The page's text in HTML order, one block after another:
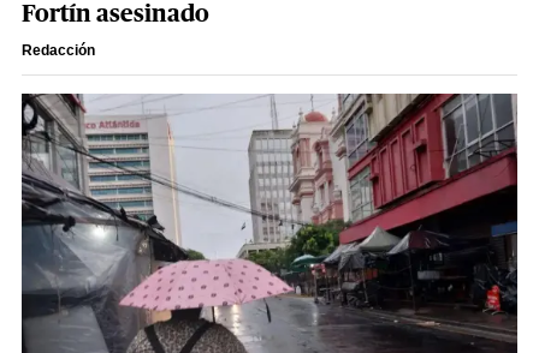
Fortín asesinado
Redacción